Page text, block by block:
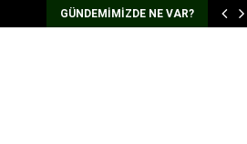
GÜNDEMIMIZDE NE VAR?